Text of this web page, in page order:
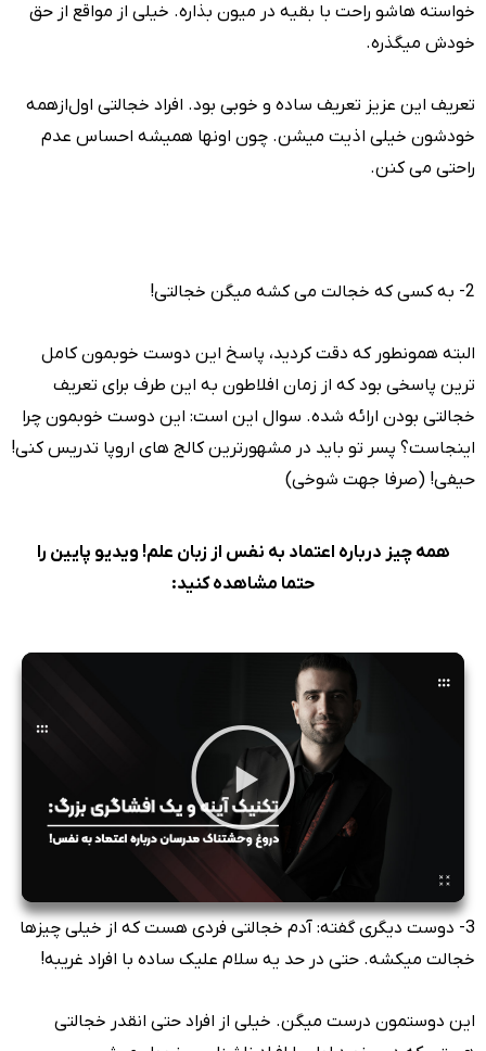
خواسته هاشو راحت با بقیه در میون بذاره. خیلی از مواقع از حق
خودش میگذره.
تعریف این عزیز تعریف ساده و خوبی بود. افراد خجالتی اول‌ازهمه
خودشون خیلی اذیت میشن. چون اونها همیشه احساس عدم
راحتی می کنن.
2- به کسی که خجالت می کشه میگن خجالتی!
البته همونطور که دقت کردید، پاسخ این دوست خوبمون کامل
ترین پاسخی بود که از زمان افلاطون به این طرف برای تعریف
خجالتی بودن ارائه شده. سوال این است: این دوست خوبمون چرا
اینجاست؟ پسر تو باید در مشهورترین کالج های اروپا تدریس کنی!
حیفی! (صرفا جهت شوخی)
همه چیز درباره اعتماد به نفس از زبان علم! ویدیو پایین را
حتما مشاهده کنید:
3- دوست دیگری گفته: آدم خجالتی فردی هست که از خیلی چیزها
خجالت میکشه. حتی در حد یه سلام علیک ساده با افراد غریبه!
این دوستمون درست میگن. خیلی از افراد حتی انقدر خجالتی